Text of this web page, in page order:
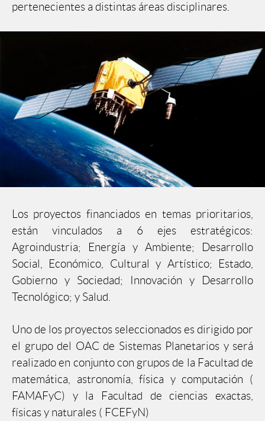
pertenecientes a distintas áreas disciplinares.
Los proyectos financiados en temas prioritarios,
están vinculados a 6 ejes estratégicos:
Agroindustria; Energía y Ambiente; Desarrollo
Social, Económico, Cultural y Artístico; Estado,
Gobierno y Sociedad; Innovación y Desarrollo
Tecnológico; y Salud.
Uno de los proyectos seleccionados es dirigido por
el grupo del OAC de Sistemas Planetarios y será
realizado en conjunto con grupos de la Facultad de
matemática, astronomía, física y computación (
FAMAFyC) y la Facultad de ciencias exactas,
físicas y naturales ( FCEFyN)